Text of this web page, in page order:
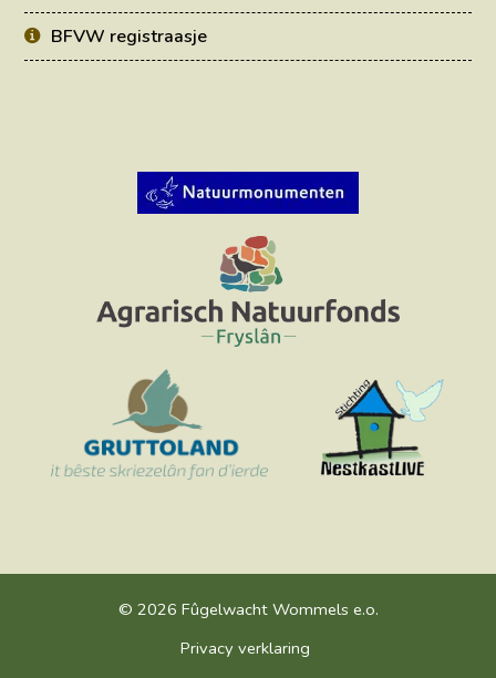
BFVW registraasje
© 2026 Fûgelwacht Wommels e.o.
Privacy verklaring